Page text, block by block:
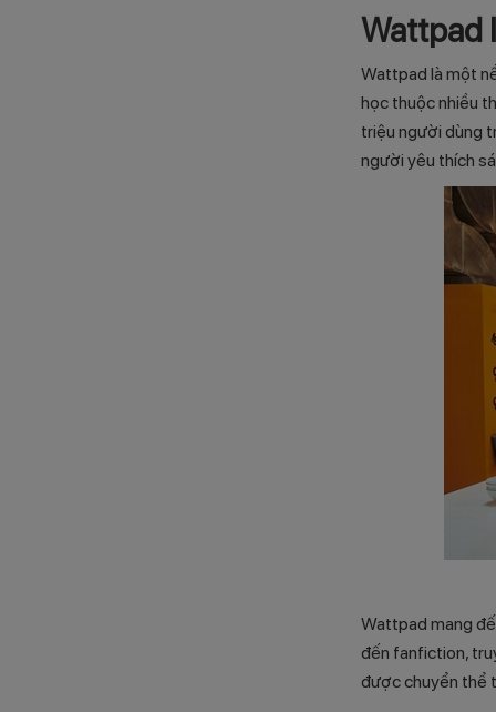
Wattpad
Wattpad là một
học thuộc nhiều
triệu người dùng
người yêu thích
Wattpad mang
đến fanfiction,
được chuyển thể